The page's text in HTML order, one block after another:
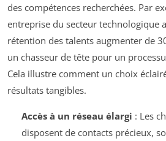
des compétences recherchées. Par
entreprise du secteur technologique
rétention des talents augmenter de
un chasseur de tête pour un
Cela illustre comment un choix
résultats tangibles.
Accès à un réseau élargi : Les
disposent de contacts précieux,